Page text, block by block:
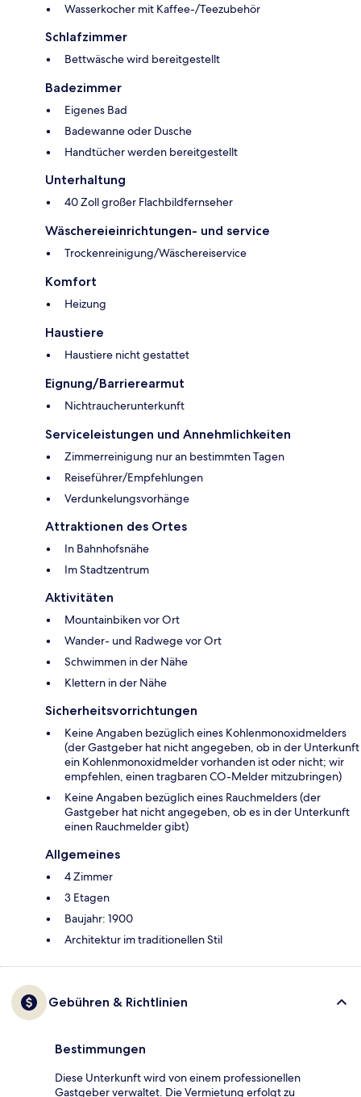
Wasserkocher mit Kaffee-/Teezubehör
Schlafzimmer
Bettwäsche wird bereitgestellt
Badezimmer
Eigenes Bad
Badewanne oder Dusche
Handtücher werden bereitgestellt
Unterhaltung
40 Zoll großer Flachbildfernseher
Wäschereieinrichtungen- und service
Trockenreinigung/Wäschereiservice
Komfort
Heizung
Haustiere
Haustiere nicht gestattet
Eignung/Barrierearmut
Nichtraucherunterkunft
Serviceleistungen und Annehmlichkeiten
Zimmerreinigung nur an bestimmten Tagen
Reiseführer/Empfehlungen
Verdunkelungsvorhänge
Attraktionen des Ortes
In Bahnhofsnähe
Im Stadtzentrum
Aktivitäten
Mountainbiken vor Ort
Wander- und Radwege vor Ort
Schwimmen in der Nähe
Klettern in der Nähe
Sicherheitsvorrichtungen
Keine Angaben bezüglich eines Kohlenmonoxidmelders
(der Gastgeber hat nicht angegeben, ob in der Unterkunft
ein Kohlenmonoxidmelder vorhanden ist oder nicht; wir
empfehlen, einen tragbaren CO-Melder mitzubringen)
Keine Angaben bezüglich eines Rauchmelders (der
Gastgeber hat nicht angegeben, ob es in der Unterkunft
einen Rauchmelder gibt)
Allgemeines
4 Zimmer
3 Etagen
Baujahr: 1900
Architektur im traditionellen Stil
Gebühren & Richtlinien
Bestimmungen
Diese Unterkunft wird von einem professionellen
Gastgeber verwaltet. Die Vermietung erfolgt zu